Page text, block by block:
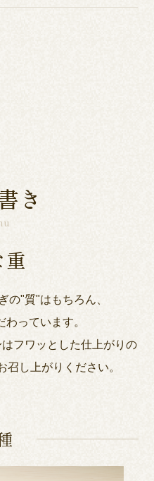
き
重
の"質"はもちろん、
っています。
フワッとした仕上がりの
召し上がりください。